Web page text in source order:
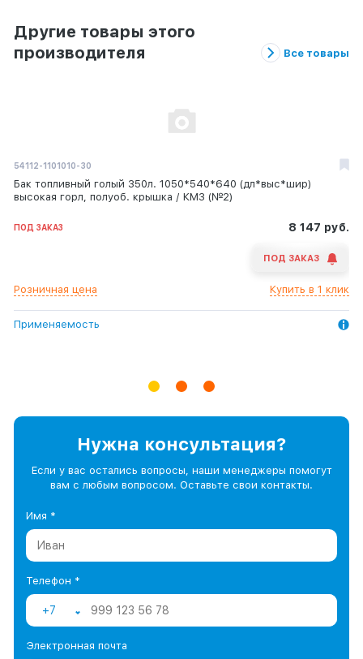
Другие товары этого
производителя
54112-1101010-30
Бак топливный голый 350л. 1050*540*640 (дл*выс*шир)
высокая горл, полуоб. крышка / КМЗ (№2)
ПОД ЗАКАЗ 8 147 руб.
Розничная цена Купить в 1 клик
ПОД ЗАКАЗ
Применяемость
-
Шланг воздушный продува кабины с пистолетом 5,5м.
Применяемость
PL420-2000/10
ФГОТ Евро-2 в сборе большой н/о (усиленная подкачка) PL-
420 / КМД
Все товары
Нужна консультация?
Если у вас остались вопросы, наши менеджеры помогут
вам с любым вопросом. Оставьте свои контакты.
Имя *
Телефон *
+7
Электронная почта